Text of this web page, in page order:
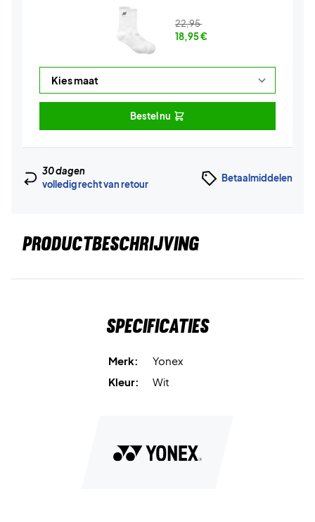
22,95
18,95€
Bestel nu
30 dagen
volledig recht van retour
Betaalmiddelen
PRODUCTBESCHRIJVING
Specificaties
Merk:
Yonex
Kleur:
Wit